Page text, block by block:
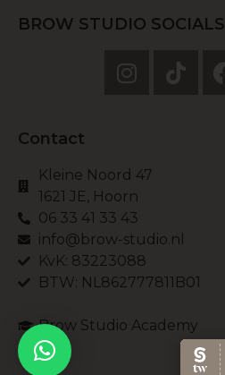
BROW STUDIO SOCIALS
Contact
Kleine Noord 47
1621 JE, Hoorn
06 33 41 33 43
info@brow-studio.nl
KvK: 83223088
BTW: NL862777811B01
Brow Studio Academy